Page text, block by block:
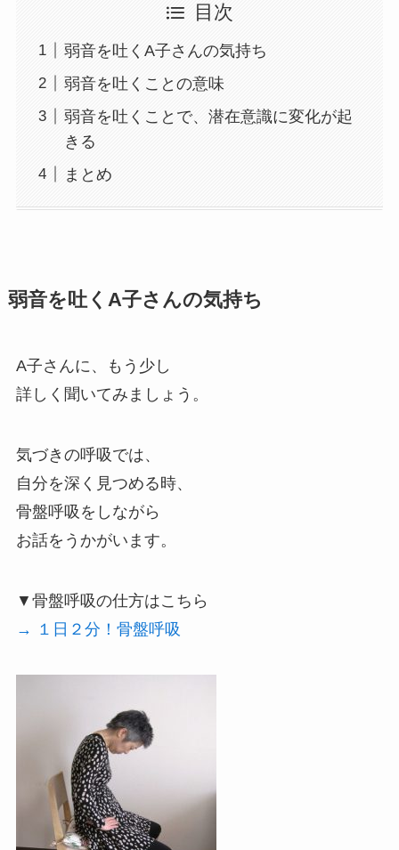
目次
弱音を吐くA子さんの気持ち
弱音を吐くことの意味
弱音を吐くことで、潜在意識に変化が起
きる
まとめ
弱音を吐くA子さんの気持ち
A子さんに、もう少し
詳しく聞いてみましょう。
気づきの呼吸では、
自分を深く見つめる時、
骨盤呼吸をしながら
お話をうかがいます。
▼骨盤呼吸の仕方はこちら
→ １日２分！骨盤呼吸